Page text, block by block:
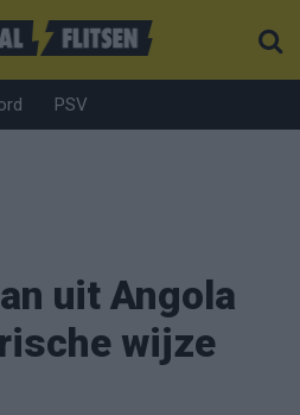
PSV
uit Angola
wijze